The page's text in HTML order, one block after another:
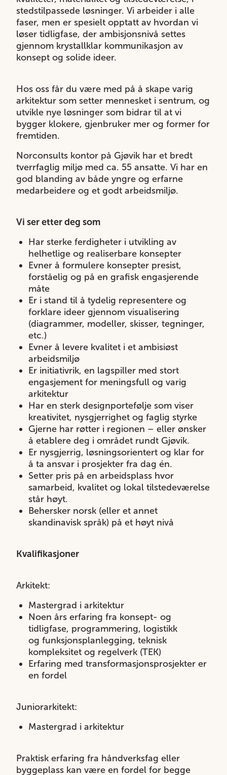
stedstilpassede løsninger. Vi arbeider i alle
faser, men er spesielt opptatt av hvordan vi
løser tidligfase, der ambisjonsnivå settes
gjennom krystallklar kommunikasjon av
konsept og solide ideer.
Hos oss får du være med på å skape varig
arkitektur som setter mennesket i sentrum, og
utvikle nye løsninger som bidrar til at vi
bygger klokere, gjenbruker mer og former for
fremtiden.
Norconsults kontor på Gjøvik har et bredt
tverrfaglig miljø med ca. 55 ansatte. Vi har en
god blanding av både yngre og erfarne
medarbeidere og et godt arbeidsmiljø.
Vi ser etter deg som
Har sterke ferdigheter i utvikling av
helhetlige og realiserbare konsepter
Evner å formulere konsepter presist,
forståelig og på en grafisk engasjerende
måte
Er i stand til å tydelig representere og
forklare ideer gjennom visualisering
(diagrammer, modeller, skisser, tegninger,
etc.)
Evner å levere kvalitet i et ambisiøst
arbeidsmiljø
Er initiativrik, en lagspiller med stort
engasjement for meningsfull og varig
arkitektur
Har en sterk designportefølje som viser
kreativitet, nysgjerrighet og faglig styrke
Gjerne har røtter i regionen – eller ønsker
å etablere deg i området rundt Gjøvik.
Er nysgjerrig, løsningsorientert og klar for
å ta ansvar i prosjekter fra dag én.
Setter pris på en arbeidsplass hvor
samarbeid, kvalitet og lokal tilstedeværelse
står høyt.
Behersker norsk (eller et annet
skandinavisk språk) på et høyt nivå
Kvalifikasjoner
Arkitekt:
Mastergrad i arkitektur
Noen års erfaring fra konsept- og
tidligfase, programmering, logistikk
og funksjonsplanlegging, teknisk
kompleksitet og regelverk (TEK)
Erfaring med transformasjonsprosjekter er
en fordel
Juniorarkitekt:
Mastergrad i arkitektur
Praktisk erfaring fra håndverksfag eller
byggeplass kan være en fordel for begge